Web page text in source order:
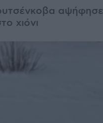
χιόνι